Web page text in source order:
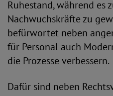
Ruhestand, während es
Nachwuchskräfte zu
befürwortet neben
für Personal auch
die Prozesse verbessern.
Dafür sind neben